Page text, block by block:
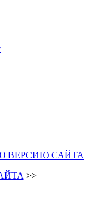
ВЕРСИЮ САЙТА
>>